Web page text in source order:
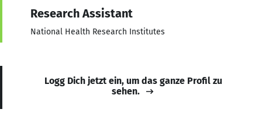
Research Assistant
National Health Research Institutes
Logg Dich jetzt ein, um das ganze Profil zu
sehen.